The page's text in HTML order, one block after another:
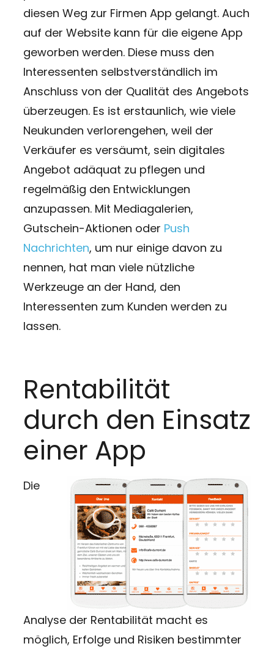
diesen Weg zur Firmen App gelangt. Auch
auf der Website kann für die eigene App
geworben werden. Diese muss den
Interessenten selbstverständlich im
Anschluss von der Qualität des Angebots
überzeugen. Es ist erstaunlich, wie viele
Neukunden verlorengehen, weil der
Verkäufer es versäumt, sein digitales
Angebot adäquat zu pflegen und
regelmäßig den Entwicklungen
anzupassen. Mit Mediagalerien,
Gutschein-Aktionen oder Push
Nachrichten, um nur einige davon zu
nennen, hat man viele nützliche
Werkzeuge an der Hand, den
Interessenten zum Kunden werden zu
lassen.
Rentabilität
durch den Einsatz
einer App
Die
Analyse der Rentabilität macht es
möglich, Erfolge und Risiken bestimmter